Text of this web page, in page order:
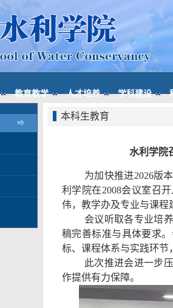
教育教学 人才培养 学科建设
本科生教育
水利学院
为加快推进2026版
利学院在2008会议室召
伟，教学办及专业与课程
会议听取各专业培
稿完善标准与具体要求
标、课程体系与实践环节
此次推进会进一步
作提供有力保障。